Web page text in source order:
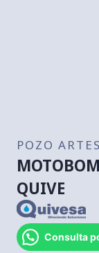
POZO
QUIVE
Consulta